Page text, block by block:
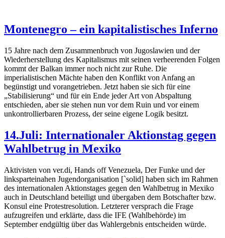
Montenegro – ein kapitalistisches Inferno
15 Jahre nach dem Zusammenbruch von Jugoslawien und der
Wiederherstellung des Kapitalismus mit seinen verheerenden Folgen
kommt der Balkan immer noch nicht zur Ruhe. Die
imperialistischen Mächte haben den Konflikt von Anfang an
begünstigt und vorangetrieben. Jetzt haben sie sich für eine
„Stabilisierung“ und für ein Ende jeder Art von Abspaltung
entschieden, aber sie stehen nun vor dem Ruin und vor einem
unkontrollierbaren Prozess, der seine eigene Logik besitzt.
14.Juli: Internationaler Aktionstag gegen
Wahlbetrug in Mexiko
Aktivisten von ver.di, Hands off Venezuela, Der Funke und der
linksparteinahen Jugendorganisation [`solid] haben sich im Rahmen
des internationalen Aktionstages gegen den Wahlbetrug in Mexiko
auch in Deutschland beteiligt und übergaben dem Botschafter bzw.
Konsul eine Protestresolution. Letzterer versprach die Frage
aufzugreifen und erklärte, dass die IFE (Wahlbehörde) im
September endgültig über das Wahlergebnis entscheiden würde.